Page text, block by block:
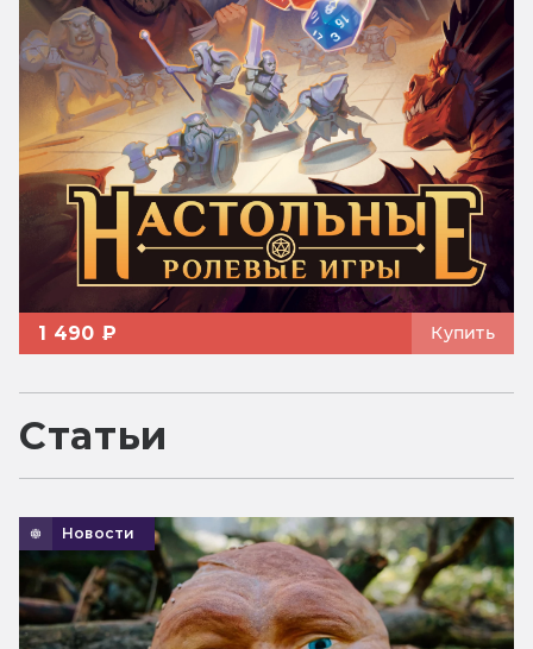
1 490 ₽ Купить
Статьи
Новости